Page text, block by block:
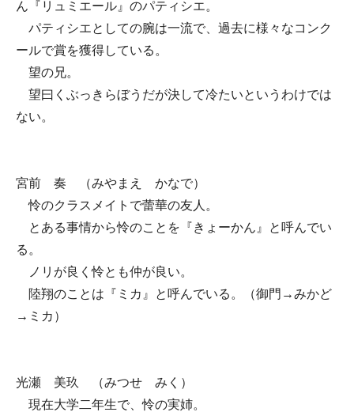
ん『リュミエール』のパティシエ。
パティシエとしての腕は一流で、過去に様々なコンク
ールで賞を獲得している。
望の兄。
望曰くぶっきらぼうだが決して冷たいというわけでは
ない。
宮前 奏 （みやまえ かなで）
怜のクラスメイトで蕾華の友人。
とある事情から怜のことを『きょーかん』と呼んでい
る。
ノリが良く怜とも仲が良い。
陸翔のことは『ミカ』と呼んでいる。（御門→みかど
→ミカ）
光瀬 美玖 （みつせ みく）
現在大学二年生で、怜の実姉。